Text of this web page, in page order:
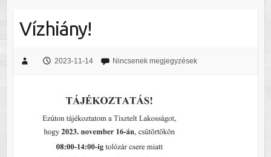
Vízhiány!
2023-11-14 Nincsenek megjegyzések